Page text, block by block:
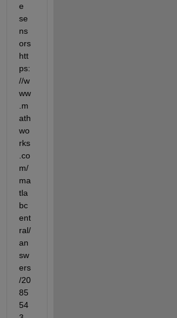
e
se
ns
ors
htt
ps:
//w
ww
.m
ath
wo
rks
.co
m/
ma
tla
bc
ent
ral/
an
sw
ers
/20
85
54